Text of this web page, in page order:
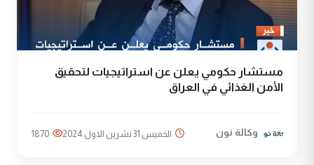
مستشار حكومي يعلن عن استراتيجيات لتحقيق
الأمن الغذائي في العراق
وكالة نون الخميس 31 تشرين الاول 2024 1870